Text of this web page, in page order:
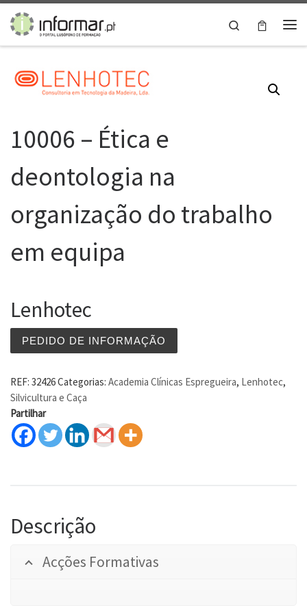
Skip to content
Search
10006 – Ética e
deontologia na
organização do trabalho
em equipa
Lenhotec
PEDIDO DE INFORMAÇÃO
REF: 32426Categorias: Academia Clínicas Espregueira, Lenhotec,
Silvicultura e Caça
Partilhar
Descrição
Acções Formativas